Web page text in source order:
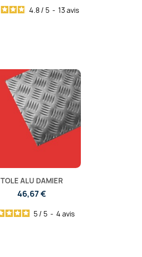
4.8 / 5 - 13avis
TOLE ALU DAMIER
46,67 €
5 / 5 - 4 avis